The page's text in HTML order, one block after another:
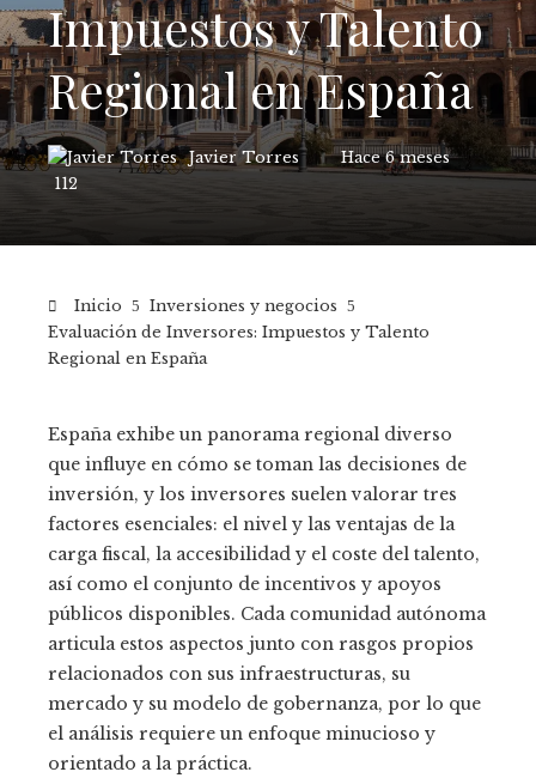
Impuestos y Talento
Regional en España
Javier Torres
Hace 6 meses
112
Inicio
Inversiones y negocios
Evaluación de Inversores: Impuestos y Talento
Regional en España
España exhibe un panorama regional diverso
que influye en cómo se toman las decisiones de
inversión, y los inversores suelen valorar tres
factores esenciales: el nivel y las ventajas de la
carga fiscal, la accesibilidad y el coste del talento,
así como el conjunto de incentivos y apoyos
públicos disponibles. Cada comunidad autónoma
articula estos aspectos junto con rasgos propios
relacionados con sus infraestructuras, su
mercado y su modelo de gobernanza, por lo que
el análisis requiere un enfoque minucioso y
orientado a la práctica.